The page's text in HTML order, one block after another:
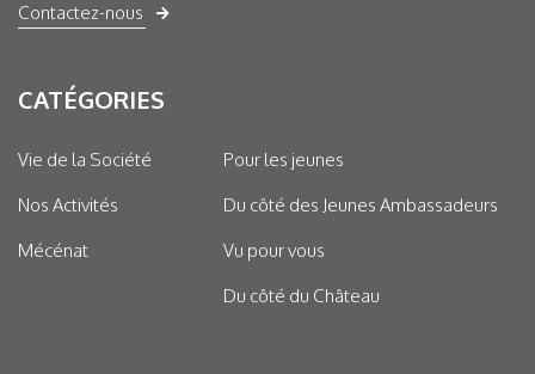
Contactez-nous
CATÉGORIES
Vie de la Société
Nos Activités
Mécénat
Pour les jeunes
Du côté des Jeunes Ambassadeurs
Vu pour vous
Du côté du Château